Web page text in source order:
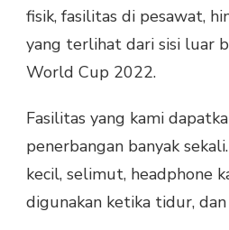
fisik, fasilitas di pesawat,
yang terlihat dari sisi luar
World Cup 2022.
Fasilitas yang kami
penerbangan banyak
kecil, selimut, headphone
digunakan ketika tidur,